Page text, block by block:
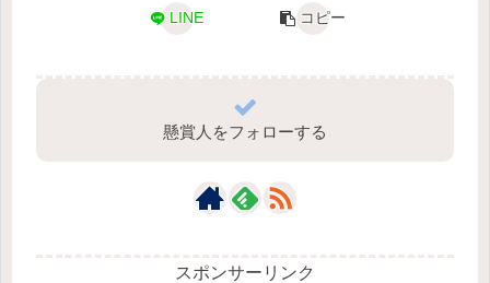
LINE コピー
懸賞人をフォローする
スポンサーリンク